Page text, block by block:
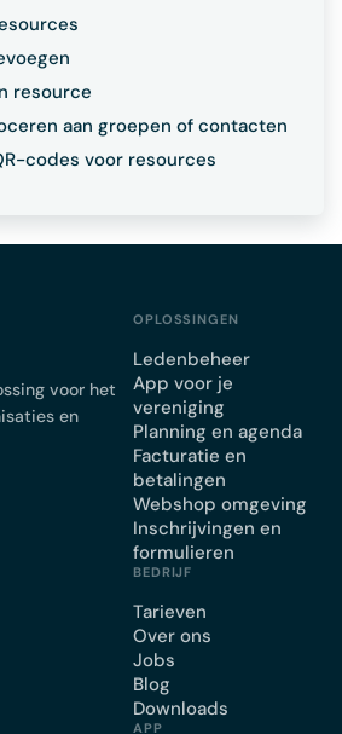
resource
aan groepen of contacten
codes voor resources
voor het
en
OPLOSSINGEN
Ledenbeheer
App voor je
vereniging
Planning en agenda
Facturatie en
betalingen
Webshop omgeving
Inschrijvingen en
formulieren
BEDRIJF
Tarieven
Over ons
Jobs
Blog
Downloads
APP